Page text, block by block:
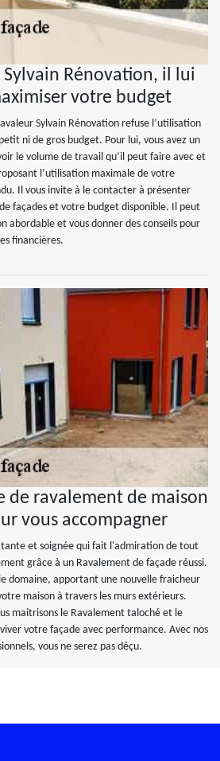
Rénovation, il lui
votre budget
Sylvain Rénovation refuse l’utilisation
ni de gros budget. Pour lui, vous avez un
le volume de travail qu’il peut faire avec et
l’utilisation maximale de votre
Il vous invite à le contacter à présenter
façades et votre budget disponible. Il peut
abordable et vous donner des conseils pour
financières.
de ravalement de maison
vous accompagner
et soignée qui fait l'admiration de tout
grâce à un Ravalement de façade réussi.
domaine, apportant une nouvelle fraicheur
maison à travers les murs extérieurs.
maitrisons le Ravalement taloché et le
votre façade avec performance. Avec nos
vous ne serez pas déçu.